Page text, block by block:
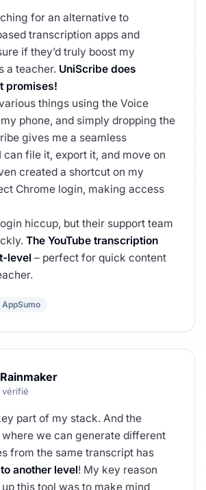
for an alternative to
transcription apps and
if they’d truly boost my
a teacher. UniScribe does
promises!
things using the Voice
phone, and simply dropping the
gives me a seamless
file it, export it, and move on
created a shortcut on my
Chrome login, making access
hiccup, but their support team
The YouTube transcription
level – perfect for quick content
AppSumo
vérifié
part of my stack. And the
we can generate different
from the same transcript has
another level! My key reason
this tool was to make mind